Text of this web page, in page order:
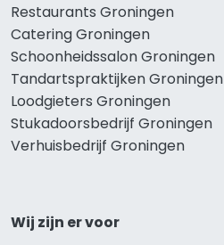
Restaurants Groningen
Catering Groningen
Schoonheidssalon Groningen
Tandartspraktijken Groningen
Loodgieters Groningen
Stukadoorsbedrijf Groningen
Verhuisbedrijf Groningen
Wij zijn er voor